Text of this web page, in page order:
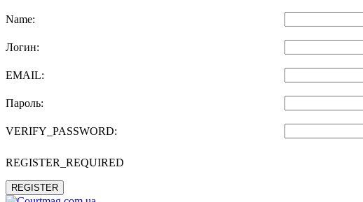
Name:
Логин:
EMAIL:
Пароль:
VERIFY_PASSWORD:
REGISTER_REQUIRED
REGISTER